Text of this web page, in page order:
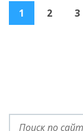
1 2 3